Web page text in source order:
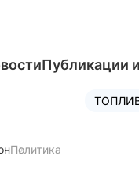
Публикации
Политика